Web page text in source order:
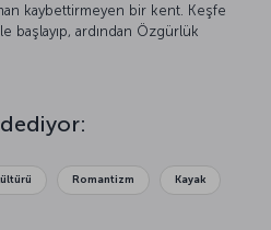
kaybettirmeyen bir kent. Keşfe
başlayıp, ardından Özgürlük
kulelerinin yerine yapılan Sıfır
bürünen siluetini izleyebilir, daha
müzikalinde ya da kentin caz
yapılacaklar elbette bunlarla
Romantizm Kayak